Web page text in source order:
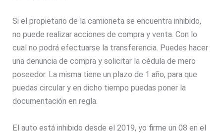
Si el propietario de la camioneta se encuentra inhibido,
no puede realizar acciones de compra y venta. Con lo
cual no podrá efectuarse la transferencia. Puedes hacer
una denuncia de compra y solicitar la cédula de mero
poseedor. La misma tiene un plazo de 1 año, para que
puedas circular y en dicho tiempo puedas poner la
documentación en regla.
El auto está inhibido desde el 2019, yo firme un 08 en el